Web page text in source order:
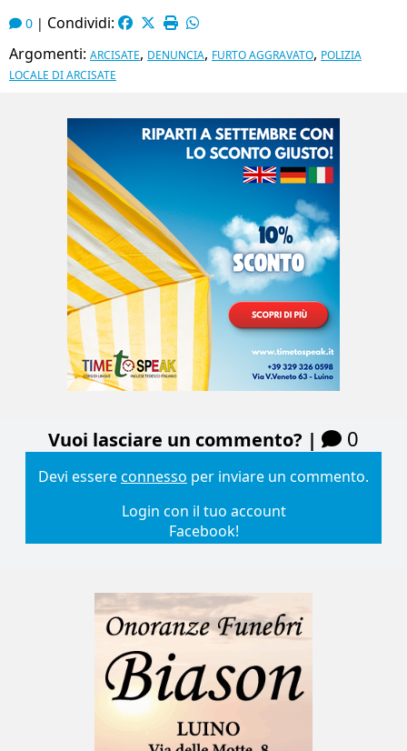
0 | Condividi:
Argomenti: ARCISATE, DENUNCIA, FURTO AGGRAVATO, POLIZIA
LOCALE DI ARCISATE
Vuoi lasciare un commento? | 0
Devi essereconnesso per inviare un commento.
Login con il tuo account
Facebook!